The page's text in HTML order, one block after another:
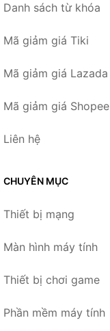
Danh sách từ khóa
Mã giảm giá Tiki
Mã giảm giá Lazada
Mã giảm giá Shopee
Liên hệ
CHUYÊN MỤC
Thiết bị mạng
Màn hình máy tính
Thiết bị chơi game
Phần mềm máy tính